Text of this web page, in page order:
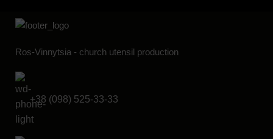
Ros-Vinnytsia - church utensil production
+38 (098) 525-33-33